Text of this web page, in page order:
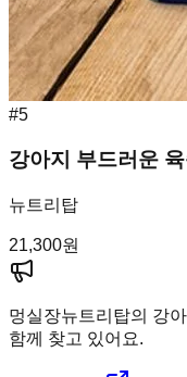
#5
강아지 부드러운
뉴트리탑
21,300원
멍실장뉴트리탑의 강
함께 찾고 있어요.